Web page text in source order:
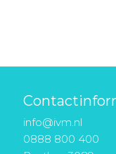
info@ivm.nl
0888 800 400